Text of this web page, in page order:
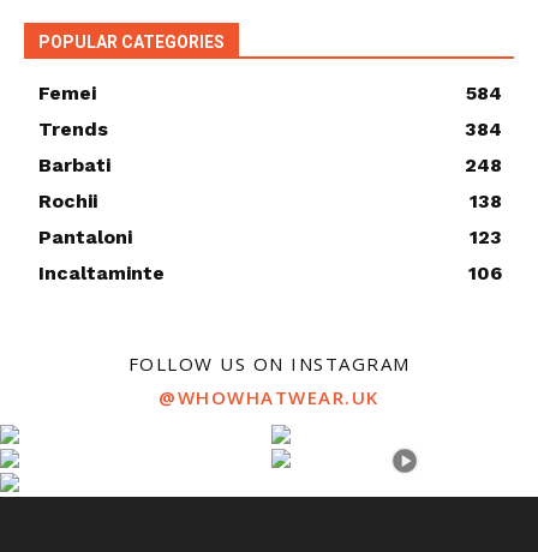
POPULAR CATEGORIES
Femei
584
Trends
384
Barbati
248
Rochii
138
Pantaloni
123
Incaltaminte
106
FOLLOW US ON INSTAGRAM
@WHOWHATWEAR.UK